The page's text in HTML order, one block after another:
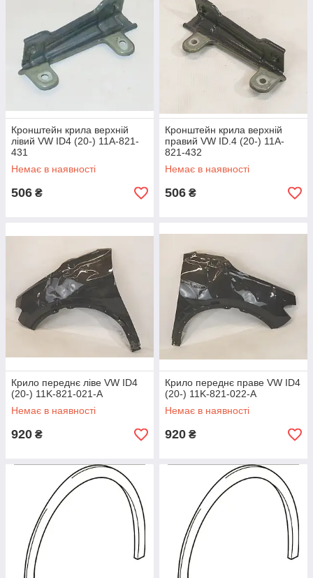
Кронштейн крила верхній
лівий VW ID4 (20-) 11A-821-
431
Немає в наявності
506 ₴
Кронштейн крила верхній
правий VW ID.4 (20-) 11A-
821-432
Немає в наявності
506 ₴
Крило переднє ліве VW ID4
(20-) 11K-821-021-A
Немає в наявності
920 ₴
Крило переднє праве VW ID4
(20-) 11K-821-022-A
Немає в наявності
920 ₴